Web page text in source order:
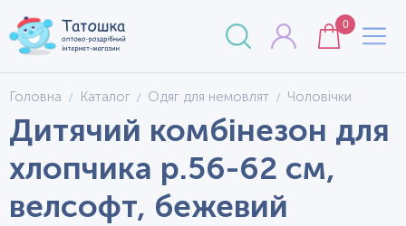
0
Головна Каталог Одяг для немовлят Чоловічки
Дитячий комбінезон для
хлопчика р.56-62 см,
велсофт, бежевий